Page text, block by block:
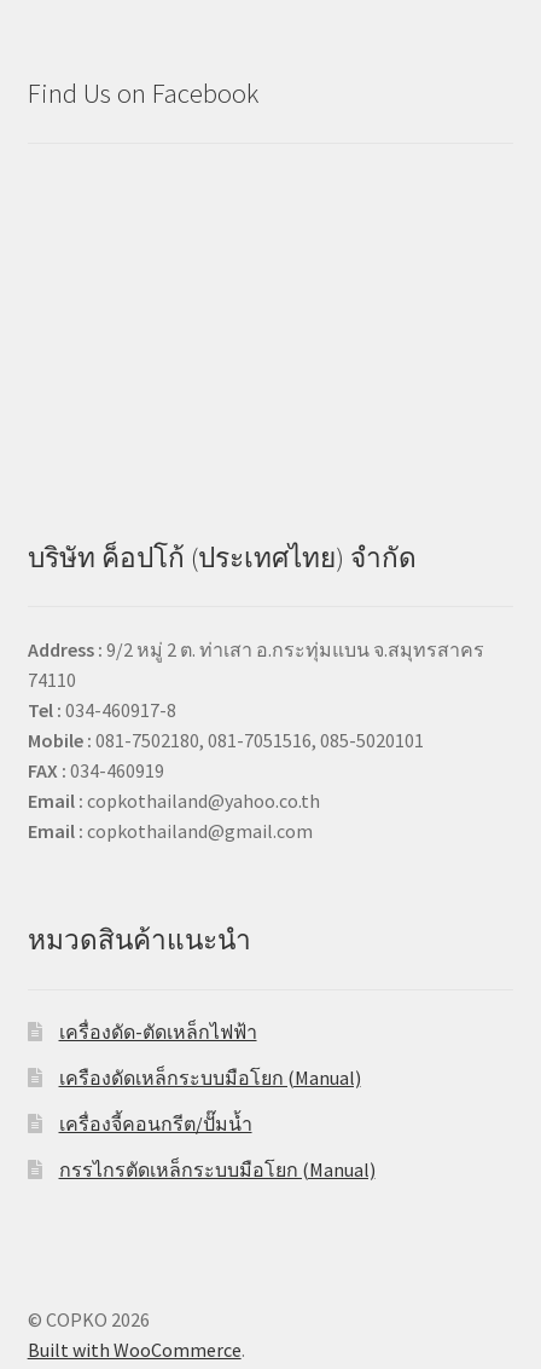
Find Us on Facebook
บริษัท ค็อปโก้ (ประเทศไทย) จำกัด
Address : 9/2 หมู่ 2 ต. ท่าเสา อ.กระทุ่มแบน จ.สมุทรสาคร
74110
Tel : 034-460917-8
Mobile : 081-7502180, 081-7051516, 085-5020101
FAX : 034-460919
Email : copkothailand@yahoo.co.th
Email : copkothailand@gmail.com
หมวดสินค้าแนะนำ
เครื่องดัด-ตัดเหล็กไฟฟ้า
เครืองดัดเหล็กระบบมือโยก (Manual)
เครื่องจี้คอนกรีต/ปั๊มน้ำ
กรรไกรตัดเหล็กระบบมือโยก (Manual)
© COPKO 2026
Built with WooCommerce.